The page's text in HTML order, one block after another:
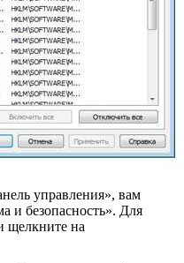
управления», вам
и безопасность». Для
щелкните на